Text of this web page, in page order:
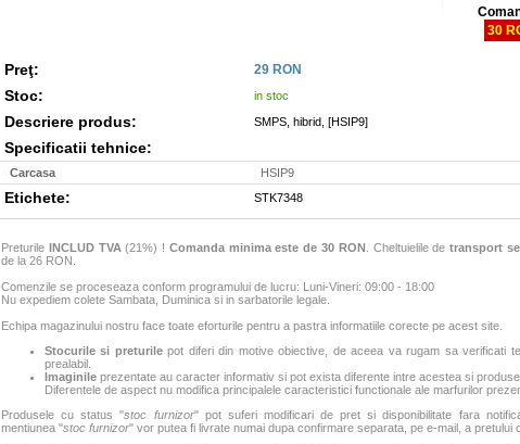
30
Preţ: 29 RON
Stoc: in stoc
Descriere produs: SMPS, hibrid, [HSIP9]
Specificatii tehnice:
Carcasa HSIP9
Etichete: STK7348
Preturile INCLUD TVA (21%) ! Comanda minima este de 30 RON. Cheltuielile detransport
de la 26 RON.
Comenzile se proceseaza conform programului de lucru: Luni-Vineri: 09:00 - 18:00
Nu expediem colete Sambata, Duminica si in sarbatorile legale.
Echipa magazinului nostru face toate eforturile pentru a pastra informatiile corecte pe acest site.
Stocurile si preturilepot diferi din motive obiective, de aceea va rugam sa verificati
prealabil.
Imaginile prezentate au caracter informativ si pot exista diferente intre acestea si
Diferentele de aspect nu modifica principalele caracteristici functionale ale marfurilor
Produsele cu status "stoc furnizor" pot suferi modificari de pret si disponibilitate fara
mentiunea "stoc furnizor" vor putea fi livrate numai dupa confirmare separata, pe e-mail, a pretului